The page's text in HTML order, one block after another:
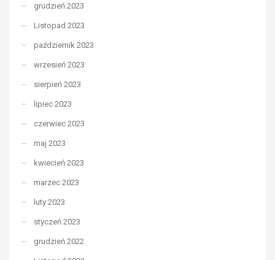
grudzień 2023
Listopad 2023
październik 2023
wrzesień 2023
sierpień 2023
lipiec 2023
czerwiec 2023
maj 2023
kwiecień 2023
marzec 2023
luty 2023
styczeń 2023
grudzień 2022